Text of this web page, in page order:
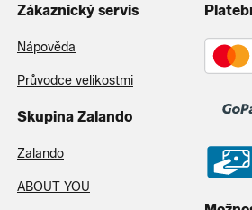
Zákaznický servis
Nápověda
Průvodce velikostmi
Skupina Zalando
Zalando
ABOUT YOU